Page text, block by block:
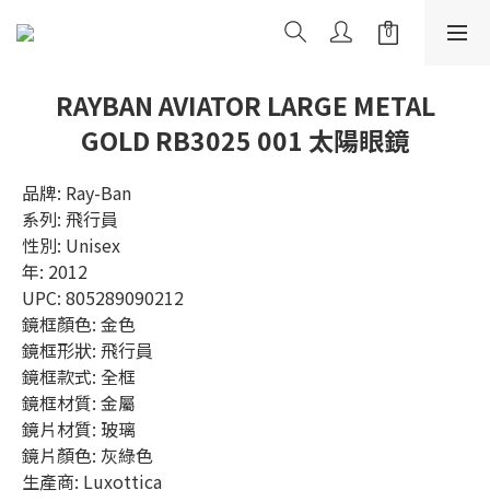
RAYBAN AVIATOR LARGE METAL
GOLD RB3025 001 太陽眼鏡
品牌: Ray-Ban
系列: 飛行員
性別: Unisex
年: 2012
UPC: 805289090212
鏡框顏色: 金色
鏡框形狀: 飛行員
鏡框款式: 全框
鏡框材質: 金屬
鏡片材質: 玻璃
鏡片顏色: 灰綠色
生產商: Luxottica